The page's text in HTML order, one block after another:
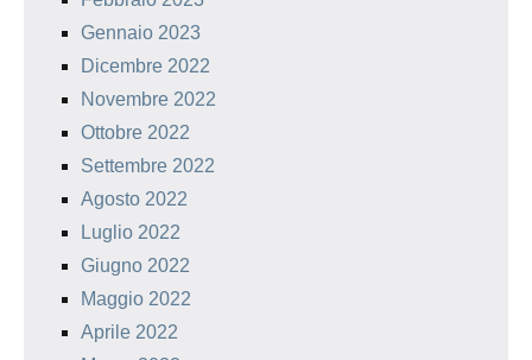
Gennaio 2023
Dicembre 2022
Novembre 2022
Ottobre 2022
Settembre 2022
Agosto 2022
Luglio 2022
Giugno 2022
Maggio 2022
Aprile 2022